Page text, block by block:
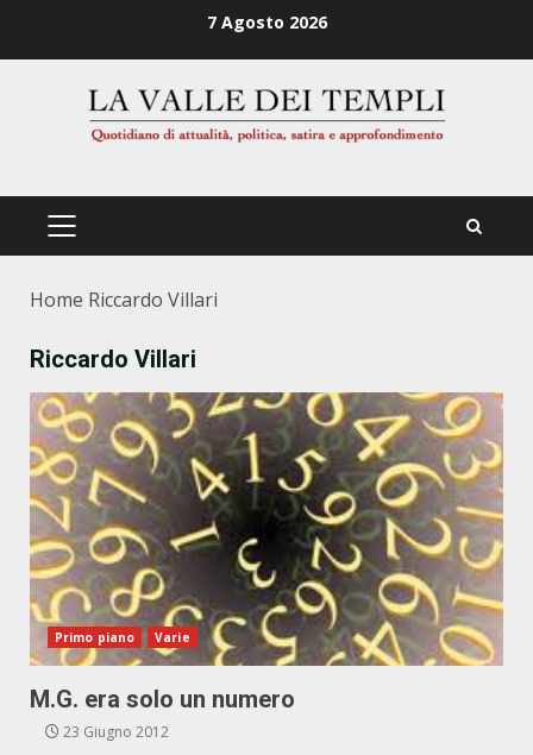
7 Agosto 2026
PRIMÄRES
Home Riccardo Villari
Riccardo Villari
Primo piano Varie
M.G. era solo un numero
23 Giugno 2012